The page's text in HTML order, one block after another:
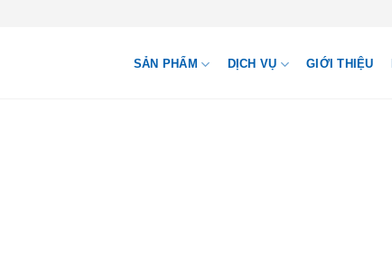
SẢN PHẨM DỊCH VỤ GIỚI THIỆU